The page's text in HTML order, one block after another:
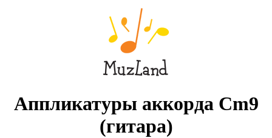
Аппликатуры аккорда Cm9
(гитара)